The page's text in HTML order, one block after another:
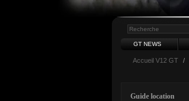
GT NEWS
Accueil V12 GT /
Guide location